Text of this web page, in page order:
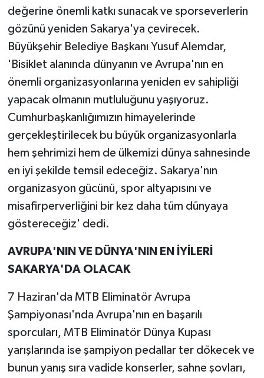
değerine önemli katkı sunacak ve sporseverlerin
gözünü yeniden Sakarya'ya çevirecek.
Büyükşehir Belediye Başkanı Yusuf Alemdar,
'Bisiklet alanında dünyanın ve Avrupa'nın en
önemli organizasyonlarına yeniden ev sahipliği
yapacak olmanın mutluluğunu yaşıyoruz.
Cumhurbaşkanlığımızın himayelerinde
gerçekleştirilecek bu büyük organizasyonlarla
hem şehrimizi hem de ülkemizi dünya sahnesinde
en iyi şekilde temsil edeceğiz. Sakarya'nın
organizasyon gücünü, spor altyapısını ve
misafirperverliğini bir kez daha tüm dünyaya
göstereceğiz' dedi.
AVRUPA'NIN VE DÜNYA'NIN EN İYİLERİ
SAKARYA'DA OLACAK
7 Haziran'da MTB Eliminatör Avrupa
Şampiyonası'nda Avrupa'nın en başarılı
sporcuları, MTB Eliminatör Dünya Kupası
yarışlarında ise şampiyon pedallar ter dökecek ve
bunun yanış sıra vadide konserler, sahne şovları,